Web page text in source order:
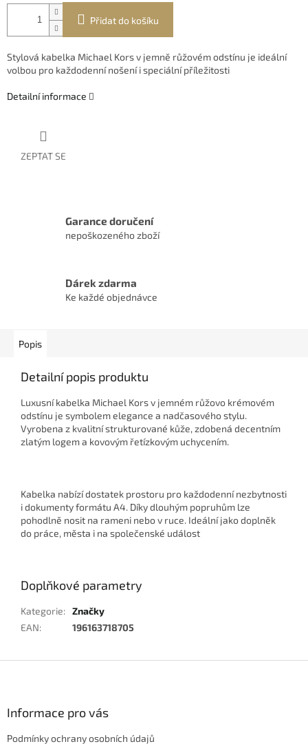
Přidat do košíku
Stylová kabelka Michael Kors v jemně růžovém odstínu je ideální
volbou pro každodenní nošení i speciální příležitosti
Detailní informace
ZEPTAT SE
Garance doručení
nepoškozeného zboží
Dárek zdarma
Ke každé objednávce
Popis
Detailní popis produktu
Luxusní kabelka Michael Kors v jemném růžovo krémovém
odstínu je symbolem elegance a nadčasového stylu.
Vyrobena z kvalitní strukturované kůže, zdobená decentním
zlatým logem a kovovým řetízkovým uchycením.
Kabelka nabízí dostatek prostoru pro každodenní nezbytnosti
i dokumenty formátu A4. Díky dlouhým popruhům lze
pohodlně nosit na rameni nebo v ruce. Ideální jako doplněk
do práce, města i na společenské událost
Doplňkové parametry
Kategorie: Značky
EAN: 196163718705
Informace pro vás
Podmínky ochrany osobních údajů